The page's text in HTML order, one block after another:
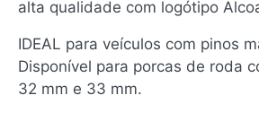
alta qualidade com logótipo
IDEAL para veículos com pinos
Disponível para porcas de roda
32 mm e 33 mm.